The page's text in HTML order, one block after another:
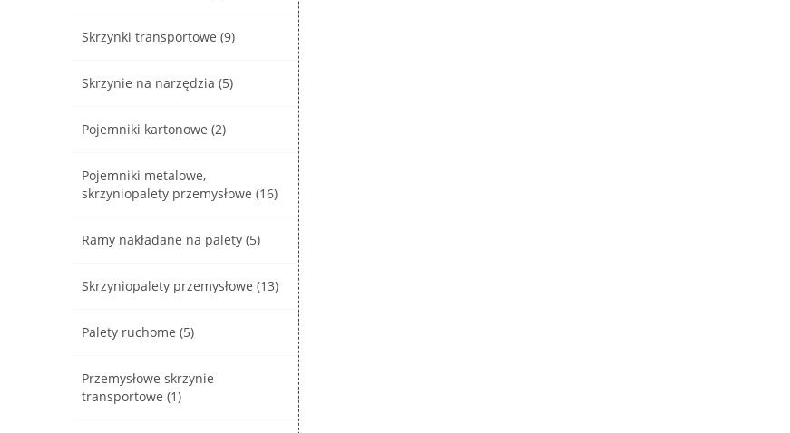
Skrzynki transportowe (9)
Skrzynie na narzędzia (5)
Pojemniki kartonowe (2)
Pojemniki metalowe,
skrzyniopalety przemysłowe (16)
Ramy nakładane na palety (5)
Skrzyniopalety przemysłowe (13)
Palety ruchome (5)
Przemysłowe skrzynie
transportowe (1)